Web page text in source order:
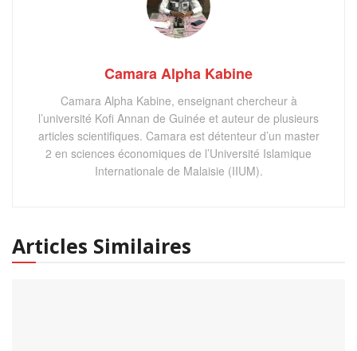
Camara Alpha Kabine
Camara Alpha Kabine, enseignant chercheur à
l’université Kofi Annan de Guinée et auteur de plusieurs
articles scientifiques. Camara est détenteur d’un master
2 en sciences économiques de l’Université Islamique
Internationale de Malaisie (IIUM).
Articles Similaires